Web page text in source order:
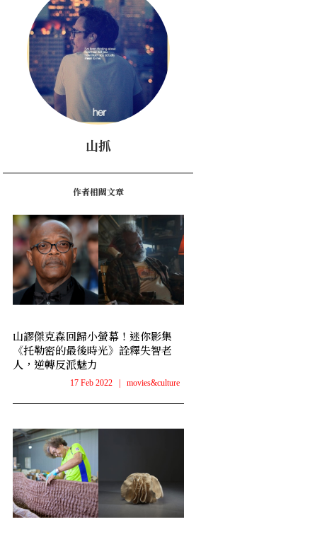
山抓
作者相關文章
山謬傑克森回歸小螢幕！迷你影集
《托勒密的最後時光》詮釋失智老
人，逆轉反派魅力
17 Feb 2022 | movies&culture